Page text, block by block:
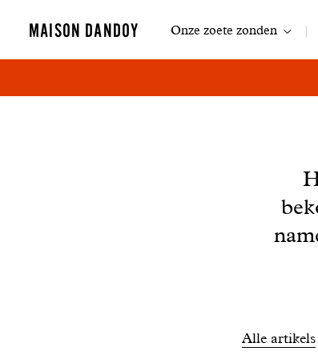
MAISON DANDOY Navigatie
Onze zoete zonden
Alle artikels